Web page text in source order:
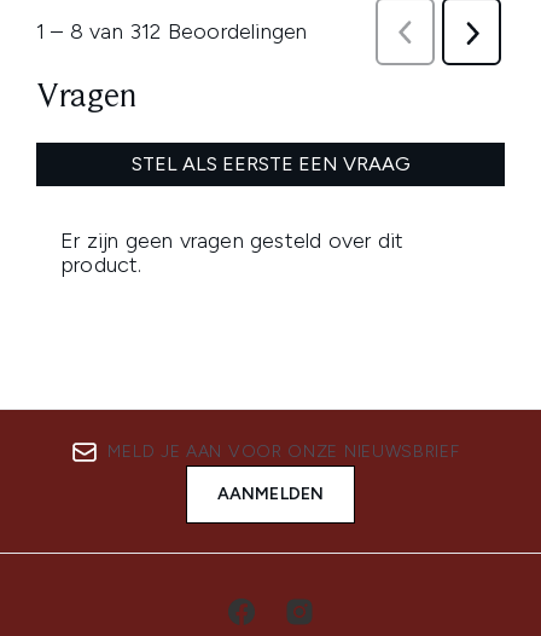
MELD JE AAN VOOR ONZE NIEUWSBRIEF
AANMELDEN